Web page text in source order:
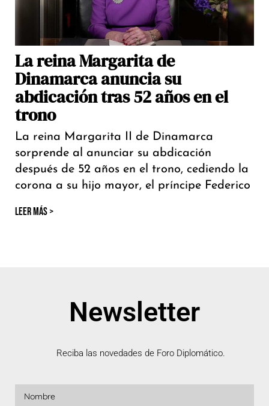
La reina Margarita de
Dinamarca anuncia su
abdicación tras 52 años en el
trono
La reina Margarita II de Dinamarca
sorprende al anunciar su abdicación
después de 52 años en el trono, cediendo la
corona a su hijo mayor, el príncipe Federico
LEER MÁS >
Newsletter
Reciba las novedades de Foro Diplomático.